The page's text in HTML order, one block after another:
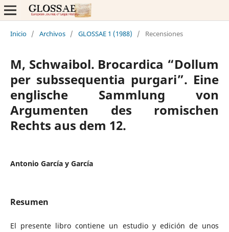
Inicio / Archivos / GLOSSAE 1 (1988) / Recensiones
M, Schwaibol. Brocardica “Dollum
per subssequentia purgari”. Eine
englische Sammlung von
Argumenten des romischen
Rechts aus dem 12.
Antonio García y García
Resumen
El presente libro contiene un estudio y edición de unos